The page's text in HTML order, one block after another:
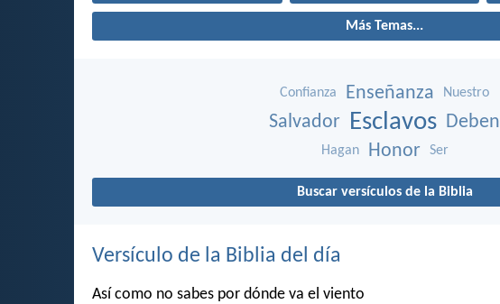
Más Temas...
Confianza Enseñanza Nuestro
Salvador Esclavos Deben
Hagan Honor Ser
Buscar versículos de la Biblia
Versículo de la Biblia del día
Así como no sabes por dónde va el viento